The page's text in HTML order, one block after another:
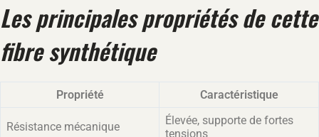
Les principales propriétés de cette
fibre synthétique
Propriété Caractéristique
Résistance mécanique
Élevée, supporte de fortes
tensions